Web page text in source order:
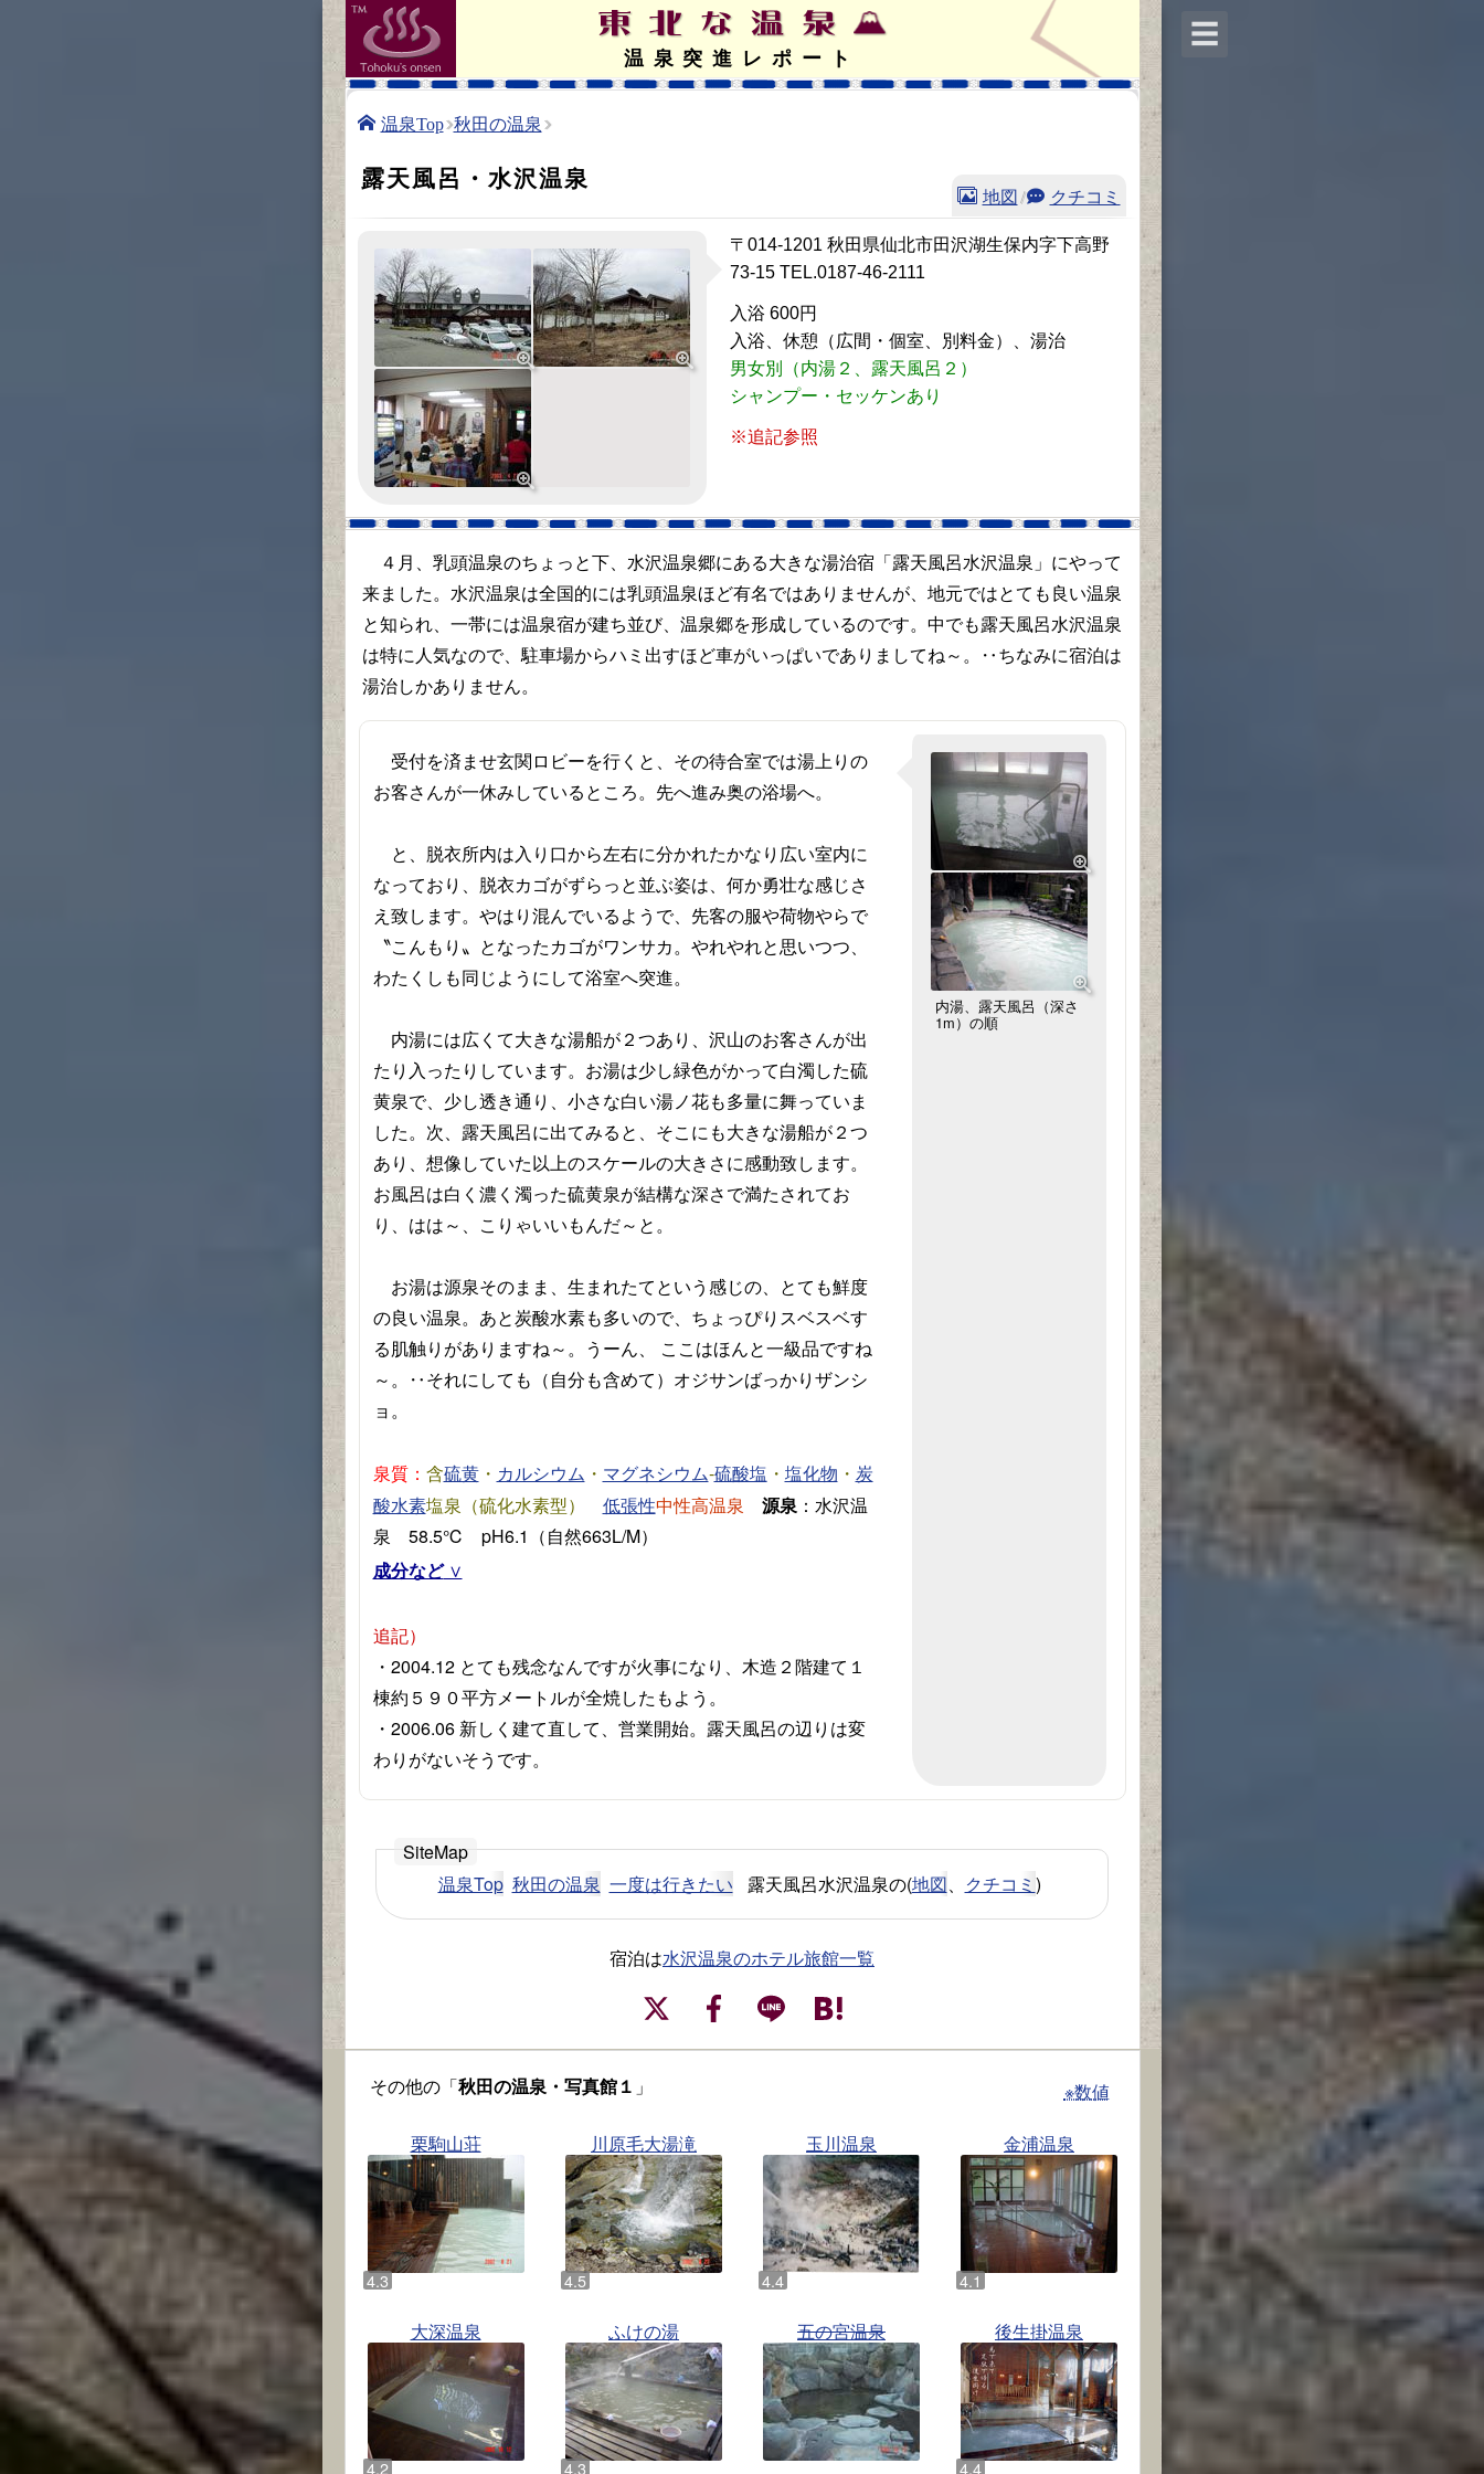
温泉突進レポート
温泉Top 秋田の温泉
露天風呂・水沢温泉
地図 / クチコミ
〒014-1201 秋田県仙北市田沢湖生保内字下高野
73-15 TEL.0187-46-2111
入浴 600円
入浴、休憩（広間・個室、別料金）、湯治
男女別（内湯２、露天風呂２）
シャンプー・セッケンあり
※追記参照
４月、乳頭温泉のちょっと下、水沢温泉郷にある大きな湯治宿「露天風呂水沢温泉」にやって
来ました。水沢温泉は全国的には乳頭温泉ほど有名ではありませんが、地元ではとても良い温泉
と知られ、一帯には温泉宿が建ち並び、温泉郷を形成しているのです。中でも露天風呂水沢温泉
は特に人気なので、駐車場からハミ出すほど車がいっぱいでありましてね～。‥ちなみに宿泊は
湯治しかありません。
受付を済ませ玄関ロビーを行くと、その待合室では湯上りの
お客さんが一休みしているところ。先へ進み奥の浴場へ。
と、脱衣所内は入り口から左右に分かれたかなり広い室内に
なっており、脱衣カゴがずらっと並ぶ姿は、何か勇壮な感じさ
え致します。やはり混んでいるようで、先客の服や荷物やらで
〝こんもり〟となったカゴがワンサカ。やれやれと思いつつ、
わたくしも同じようにして浴室へ突進。
内湯には広くて大きな湯船が２つあり、沢山のお客さんが出
たり入ったりしています。お湯は少し緑色がかって白濁した硫
黄泉で、少し透き通り、小さな白い湯ノ花も多量に舞っていま
した。次、露天風呂に出てみると、そこにも大きな湯船が２つ
あり、想像していた以上のスケールの大きさに感動致します。
お風呂は白く濃く濁った硫黄泉が結構な深さで満たされてお
り、はは～、こりゃいいもんだ～と。
お湯は源泉そのまま、生まれたてという感じの、とても鮮度
の良い温泉。あと炭酸水素も多いので、ちょっぴりスベスベす
る肌触りがありますね～。うーん、 ここはほんと一級品ですね
～。‥それにしても（自分も含めて）オジサンばっかりザンシ
ョ。
泉質： 含硫黄・ カルシウム ・ マグネシウム-硫酸塩 ・ 塩化物 ・ 炭
酸水素塩泉（硫化水素型） 低張性中性高温泉 源泉：水沢温
泉 58.5℃ pH6.1（自然663L/M）
成分など
追記）
・2004.12 とても残念なんですが火事になり、木造２階建て１
棟約５９０平方メートルが全焼したもよう。
・2006.06 新しく建て直して、営業開始。露天風呂の辺りは変
わりがないそうです。
内湯、露天風呂（深さ
1m）の順
温泉Top 秋田の温泉 一度は行きたい 露天風呂水沢温泉の(地図、 クチコミ )
宿泊は水沢温泉のホテル旅館一覧
その他の「秋田の温泉・写真館１ 」 ※数値
栗駒山荘 川原毛大湯滝 玉川温泉 金浦温泉
大深温泉 ふけの湯 五の宮温泉 後生掛温泉
☰